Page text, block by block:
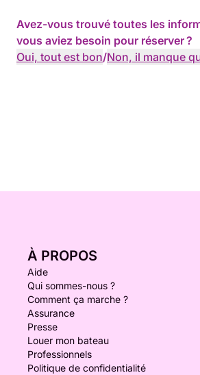
Avez-vous trouvé toutes les
vous aviez besoin pour réserver ?
Oui, tout est bon/Non, il manque
À PROPOS
Aide
Qui sommes-nous ?
Comment ça marche ?
Assurance
Presse
Louer mon bateau
Professionnels
Politique de confidentialité